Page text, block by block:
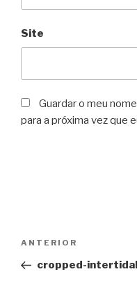
Site
Guardar o meu
para a próxima vez que
artigos
Conteúdo
anterior
ANTERIOR
cropped-